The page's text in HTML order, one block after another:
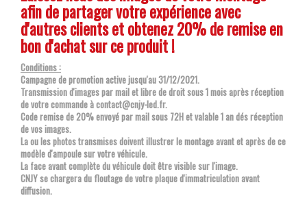
afin de partager votre expérience avec
d'autres clients et obtenez 20% de remise en
bon d'achat sur ce produit !
Conditions :
Campagne de promotion active jusqu'au 31/12/2021.
Transmission d'images par mail et libre de droit sous 1 mois après réception
de votre commande à contact@cnjy-led.fr.
Code remise de 20% envoyé par mail sous 72H et valable 1 an dés réception
de vos images.
La ou les photos transmises doivent illustrer le montage avant et après de ce
modèle d'ampoule sur votre véhicule.
La face avant complète du véhicule doit être visible sur l'image.
CNJY se chargera du floutage de votre plaque d'immatriculation avant
diffusion.